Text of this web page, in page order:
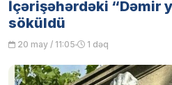
İçərişəhərdəki “Dəmir
söküldü
20 may / 11:05 1 dəq